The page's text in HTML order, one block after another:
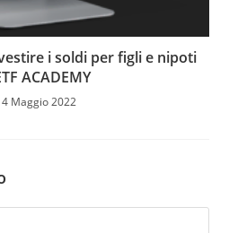
i soldi per figli e nipoti
ACADEMY
Maggio 2022